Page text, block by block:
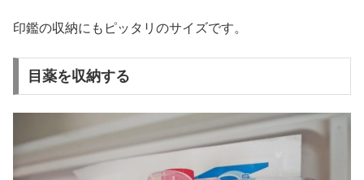
印鑑の収納にもピッタリのサイズです。
目薬を収納する